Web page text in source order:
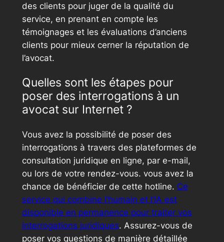
des clients pour juger de la qualité du
service, en prenant en compte les
témoignages et les évaluations d’anciens
clients pour mieux cerner la réputation de
l’avocat.
Quelles sont les étapes pour
poser des interrogations à un
avocat sur Internet ?
Vous avez la possibilité de poser des
interrogations à travers des plateformes de
consultation juridique en ligne, par e-mail,
ou lors de votre rendez-vous. vous avez la
chance de bénéficier de cette hotline. Ce
service qui combine l’humain et l’IA est
disponible en permanence pour traiter vos
interrogations juridiques. Assurez-vous de
poser vos questions de manière détaillée